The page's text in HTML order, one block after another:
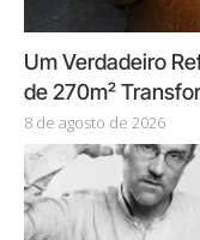
Um Verdadeiro
de 270m²
8 de agosto de 2026